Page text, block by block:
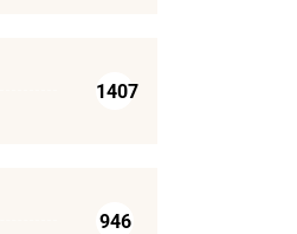
1407
946